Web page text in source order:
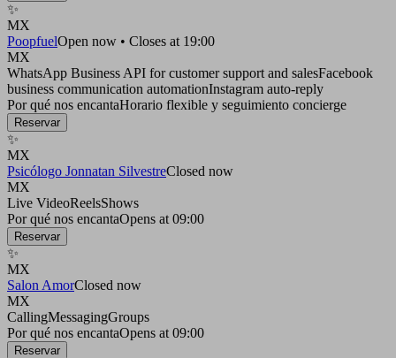
✨
MX
PoopfuelOpen now • Closes at 19:00
MX
WhatsApp Business API for customer support and salesFacebook
business communication automationInstagram auto-reply
Por qué nos encantaHorario flexible y seguimiento concierge
Reservar
✨
MX
Psicólogo Jonnatan SilvestreClosed now
MX
Live VideoReelsShows
Por qué nos encantaOpens at 09:00
Reservar
✨
MX
Salon AmorClosed now
MX
CallingMessagingGroups
Por qué nos encantaOpens at 09:00
Reservar